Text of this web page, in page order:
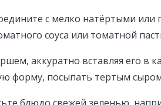
с мелко натёртыми
соуса или томатной
аккуратно вставляя его
форму, посыпать тертым